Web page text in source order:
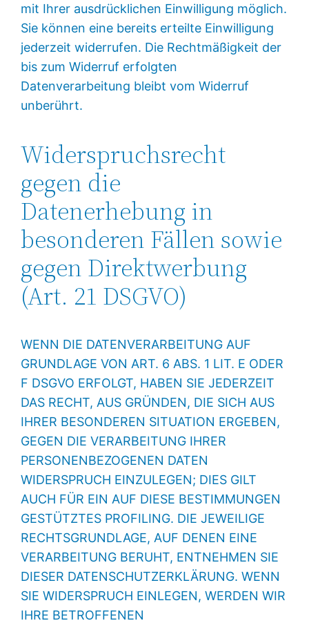
mit Ihrer ausdrücklichen Einwilligung möglich.
Sie können eine bereits erteilte Einwilligung
jederzeit widerrufen. Die Rechtmäßigkeit der
bis zum Widerruf erfolgten
Datenverarbeitung bleibt vom Widerruf
unberührt.
Widerspruchsrecht
gegen die
Datenerhebung in
besonderen Fällen sowie
gegen Direktwerbung
(Art. 21 DSGVO)
WENN DIE DATENVERARBEITUNG AUF
GRUNDLAGE VON ART. 6 ABS. 1 LIT. E ODER
F DSGVO ERFOLGT, HABEN SIE JEDERZEIT
DAS RECHT, AUS GRÜNDEN, DIE SICH AUS
IHRER BESONDEREN SITUATION ERGEBEN,
GEGEN DIE VERARBEITUNG IHRER
PERSONENBEZOGENEN DATEN
WIDERSPRUCH EINZULEGEN; DIES GILT
AUCH FÜR EIN AUF DIESE BESTIMMUNGEN
GESTÜTZTES PROFILING. DIE JEWEILIGE
RECHTSGRUNDLAGE, AUF DENEN EINE
VERARBEITUNG BERUHT, ENTNEHMEN SIE
DIESER DATENSCHUTZERKLÄRUNG. WENN
SIE WIDERSPRUCH EINLEGEN, WERDEN WIR
IHRE BETROFFENEN